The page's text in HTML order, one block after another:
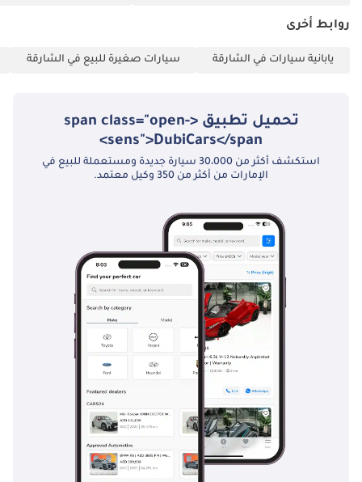
روابط أخرى
يابانية سيارات في الشارقة سيارات صغيرة للبيع في الشارقة
تحميل تطبيق <span class="open-
sens">DubiCars</span>
استكشف أكثر من 30،000 سيارة جديدة ومستعملة للبيع في
الإمارات من أكثر من 350 وكيل معتمد.